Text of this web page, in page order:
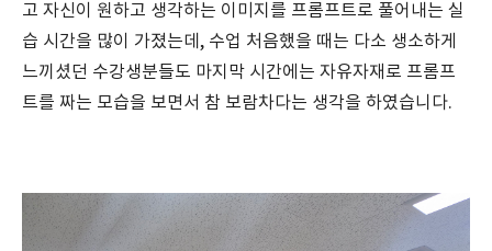
고 자신이 원하고 생각하는 이미지를 프롬프트로 풀어내는 실
습 시간을 많이 가졌는데, 수업 처음했을 때는 다소 생소하게
느끼셨던 수강생분들도 마지막 시간에는 자유자재로 프롬프
트를 짜는 모습을 보면서 참 보람차다는 생각을 하였습니다.